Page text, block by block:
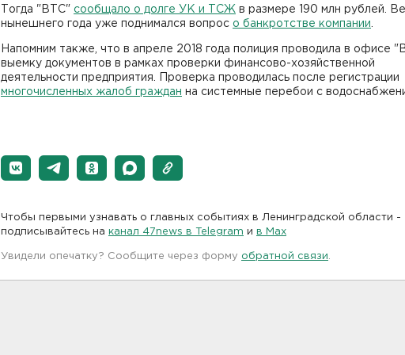
Тогда "ВТС" сообщало о долге УК и ТСЖ в размере 190 млн рублей.
нынешнего года уже поднимался вопрос о банкротстве компании
Напомним также, что в апреле 2018 года полиция проводила в офисе
выемку документов в рамках проверки финансово-хозяйственной
деятельности предприятия. Проверка проводилась после регистрации
многочисленных жалоб граждан на системные перебои с
Чтобы первыми узнавать о главных событиях в Ленинградской области -
подписывайтесь на канал 47news в Telegram и в Maх
Увидели опечатку? Сообщите через форму обратной связи